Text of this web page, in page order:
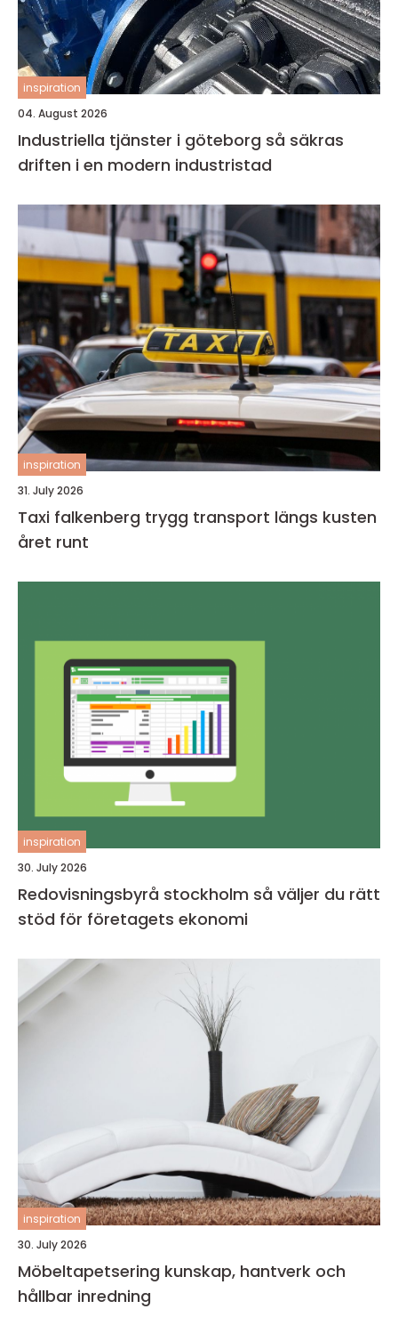
inspiration
04. August 2026
Industriella tjänster i göteborg så säkras
driften i en modern industristad
inspiration
31. July 2026
Taxi falkenberg trygg transport längs kusten
året runt
inspiration
30. July 2026
Redovisningsbyrå stockholm så väljer du rätt
stöd för företagets ekonomi
inspiration
30. July 2026
Möbeltapetsering kunskap, hantverk och
hållbar inredning